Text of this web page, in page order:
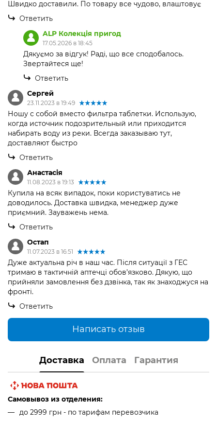
Швидко доставили. По товару все чудово, влаштовує
Ответить
ALP Колекція пригод
17.05.2026 в 18:45
Дякуємо за відгук! Раді, що все сподобалось.
Звертайтеся ще!
Ответить
Сергей
23.11.2023 в 19:49
Ношу с собой вместо фильтра таблетки. Использую,
когда источник подозрительный или приходится
набирать воду из реки. Всегда заказываю тут,
доставляют быстро
Ответить
Анастасія
11.08.2023 в 19:13
Купила на всяк випадок, поки користуватись не
доводилось. Доставка швидка, менеджер дуже
приємний. Зауважень нема.
Ответить
Остап
11.07.2023 в 16:51
Дуже актуальна річ в наш час. Після ситуації з ГЕС
тримаю в тактичній аптечці обов’язково. Дякую, що
прийняли замовлення без дзвінка, так як знаходжуся на
фронті.
Ответить
Написать отзыв
Доставка Оплата Гарантия
Самовывоз из отделения:
до 2999 грн - по тарифам перевозчика